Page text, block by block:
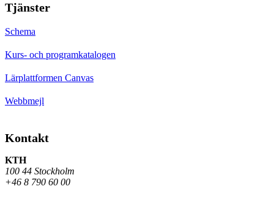
Tjänster
Schema
Kurs- och programkatalogen
Lärplattformen Canvas
Webbmejl
Kontakt
KTH
100 44 Stockholm
+46 8 790 60 00